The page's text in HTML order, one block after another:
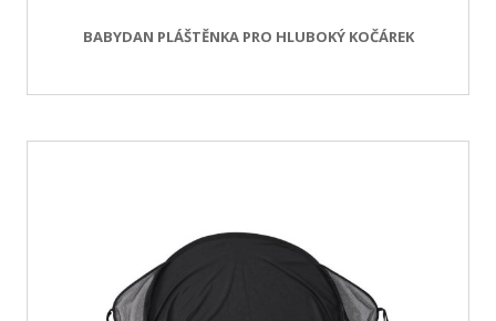
BABYDAN PLÁŠTĚNKA PRO HLUBOKÝ KOČÁREK